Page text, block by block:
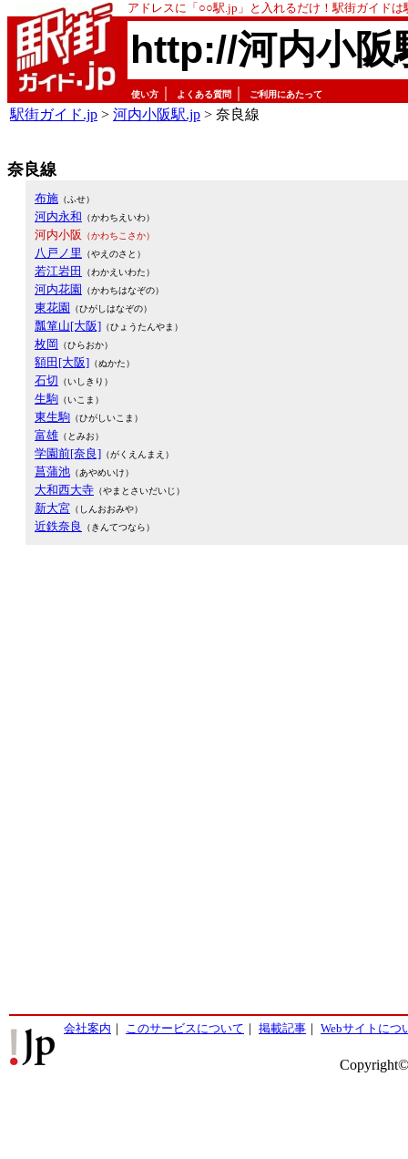
アドレスに「○○駅.jp」と入れるだけ！駅街ガイド
http://河内小阪
使い方 よくある質問 ご利用にあたって
駅街ガイド.jp > 河内小阪駅.jp > 奈良線
奈良線
布施 （ふせ）
河内永和 （かわちえいわ）
河内小阪 （かわちこさか）
八戸ノ里 （やえのさと）
若江岩田 （わかえいわた）
河内花園 （かわちはなぞの）
東花園 （ひがしはなぞの）
瓢箪山[大阪] （ひょうたんやま）
枚岡 （ひらおか）
額田[大阪] （ぬかた）
石切 （いしきり）
生駒 （いこま）
東生駒 （ひがしいこま）
富雄 （とみお）
学園前[奈良] （がくえんまえ）
菖蒲池 （あやめいけ）
大和西大寺 （やまとさいだいじ）
新大宮 （しんおおみや）
近鉄奈良 （きんてつなら）
会社案内 ｜ このサービスについて ｜ 掲載記事 ｜ Webサイトにつ